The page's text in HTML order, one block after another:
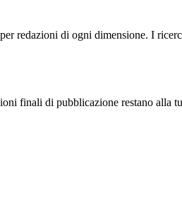
redazioni di ogni dimensione. I
finali di pubblicazione restano alla